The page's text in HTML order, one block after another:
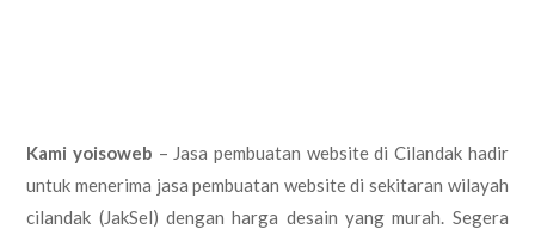
Kami yoisoweb – Jasa pembuatan website di Cilandak hadir
untuk menerima jasa pembuatan website di sekitaran wilayah
cilandak (JakSel) dengan harga desain yang murah. Segera